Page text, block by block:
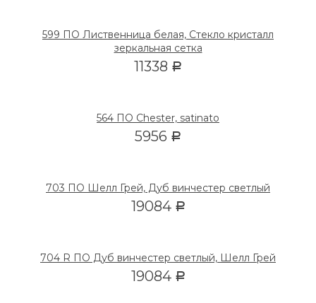
599 ПО Лиственница белая, Стекло кристалл
зеркальная сетка
11338 Р
564 ПО Chester, satinato
5956 Р
703 ПО Шелл Грей, Дуб винчестер светлый
19084 Р
704 R ПО Дуб винчестер светлый, Шелл Грей
19084 Р